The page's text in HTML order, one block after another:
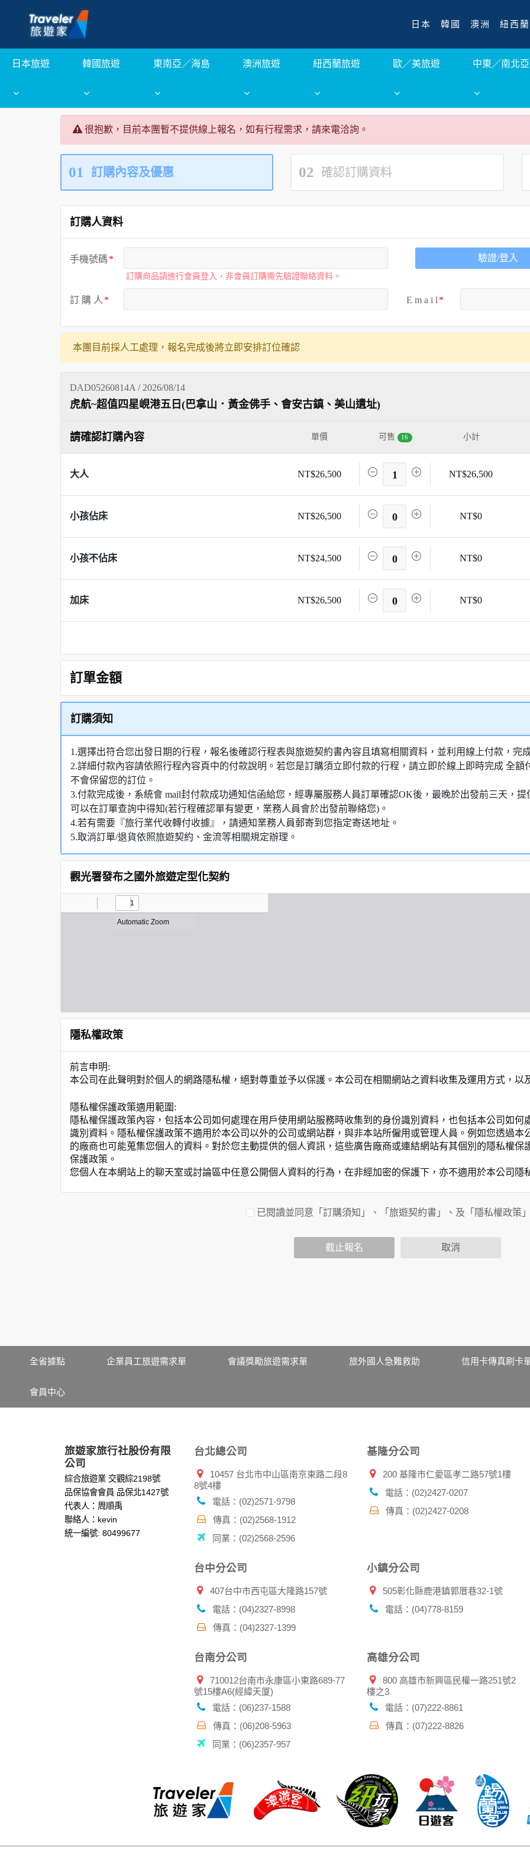
日本 韓國 澳洲 紐西蘭
日本旅遊 韓國旅遊 東南亞／海島 澳洲旅遊 紐西蘭旅遊 歐／美旅遊 中東／南北亞
很抱歉，目前本團暫不提供線上報名，如有行程需求，請來電洽詢。
01 訂購內容及優惠 02 確認訂購資料
訂購人資料
手機號碼
訂購商品請進行會員登入，非會員訂購需先驗證聯絡資料。
驗證/登入
訂 購 人 E m a i l
本團目前採人工處理，報名完成後將立即安排訂位確認
DAD05260814A / 2026/08/14
虎航~超值四星峴港五日(巴拿山．黃金佛手、會安古鎮、美山遺址)
請確認訂購內容 單價 可售 16 小計
大人 NT$26,500 1 NT$26,500
小孩佔床 NT$26,500 0 NT$0
小孩不佔床 NT$24,500 0 NT$0
加床 NT$26,500 0 NT$0
訂單金額
訂購須知
1.選擇出符合您出發日期的行程，報名後確認行程表與旅遊契約書內容且填寫相關資料，並利用線上付款，完
2.詳細付款內容請依照行程內容頁中的付款說明。若您是訂購須立即付款的行程，請立即於線上即時完成 全
不會保留您的訂位。
3.付款完成後，系統會 mail封付款成功通知信函給您，經專屬服務人員訂單確認OK後，最晚於出發前三天，
可以在訂單查詢中得知(若行程確認單有變更，業務人員會於出發前聯絡您)。
4.若有需要『旅行業代收轉付收據』，請通知業務人員郵寄到您指定寄送地址。
5.取消訂單/退貨依照旅遊契約、金流等相關規定辦理。
觀光署發布之國外旅遊定型化契約
隱私權政策
前言申明:
本公司在此聲明對於個人的網路隱私權，絕對尊重並予以保護。本公司在相關網站之資料收集及運用方式，以
隱私權保護政策適用範圍:
隱私權保護政策內容，包括本公司如何處理在用戶使用網站服務時收集到的身份識別資料，也包括本公司如
識別資料。隱私權保護政策不適用於本公司以外的公司或網站群，與非本站所僱用或管理人員。例如您透過
的廠商也可能蒐集您個人的資料。對於您主動提供的個人資訊，這些廣告廠商或連結網站有其個別的隱私權
保護政策。
您個人在本網站上的聊天室或討論區中任意公開個人資料的行為，在非經加密的保護下，亦不適用於本公司隱
為了在本網站提供您最佳的互動性服務，可能會請您提供相關個人的資料，其範圍如下：
於一般瀏覽時，伺服器會自行記錄相關行徑，包括您使用連線設備的 IP 位址、使用時間、使用的瀏覽器、瀏
其他除了上述，會保留您在上網瀏覽或查詢時，伺服器自行產生的相關記錄，包括您使用連線設備的 IP 位址
錄等。本網站會對個別連線者的瀏覽器予以標示，歸納使用者瀏覽器在本網站內部所瀏覽的網頁，除非您願
本網站將在事前或註冊登錄取得您的同意後，傳送商業性資料或電子郵件給您。本公司除了在該資料或電子
資料使用:
本公司不會向任何人出售或出借您的個人識別資料。
在以下情況下， 本公司會向其他人士或公司提供您的個人識別資料：
1.遵守法令或政府機關的要求；或我們發覺您在網站上的行為違反本公司旗下網站的會員條款或產品、服務的
2.為了保護使用者個人隱私，我們無法為您查詢其他使用者的帳號資料。若您有相關法律上問題需查閱他人資
配合警政單位調查並提供所有相關資料，以協助調查及破案！
自我保護措施:
服務後，務必記得登出帳戶或關閉網頁瀏覽器，以防止他人讀取您的個人資料。
已閱讀並同意「訂購須知」、「旅遊契約書」、及「隱私權政策
截止報名 取消
全省據點 企業員工旅遊需求單 會議獎勵旅遊需求單 旅外國人急難救助 信用卡傳真刷卡
會員中心
旅遊家旅行社股份有限
公司
綜合旅遊業 交觀綜2198號
品保協會會員 品保北1427號
代表人：周順禹
聯絡人：kevin
統一編號: 80499677
台北總公司
10457 台北市中山區南京東路二段8
8號4樓
電話：(02)2571-9798
傳真：(02)2568-1912
同業：(02)2568-2596
基隆分公司
200 基隆市仁愛區孝二路57號1樓
電話：(02)2427-0207
傳真：(02)2427-0208
台中分公司
407台中市西屯區大隆路157號
電話：(04)2327-8998
傳真：(04)2327-1399
小鎮分公司
505彰化縣鹿港鎮郭厝巷32-1號
電話：(04)778-8159
台南分公司
710012台南市永康區小東路689-77
號15樓A6(經緯天厦)
電話：(06)237-1588
傳真：(06)208-5963
同業：(06)2357-957
高雄分公司
800 高雄市新興區民權一路251號2
樓之3
電話：(07)222-8861
傳真：(07)222-8826